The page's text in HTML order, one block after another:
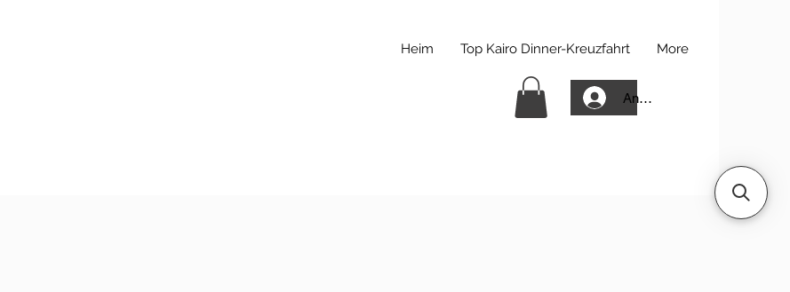
Heim Top Kairo Dinner-Kreuzfahrt More
Anmelden